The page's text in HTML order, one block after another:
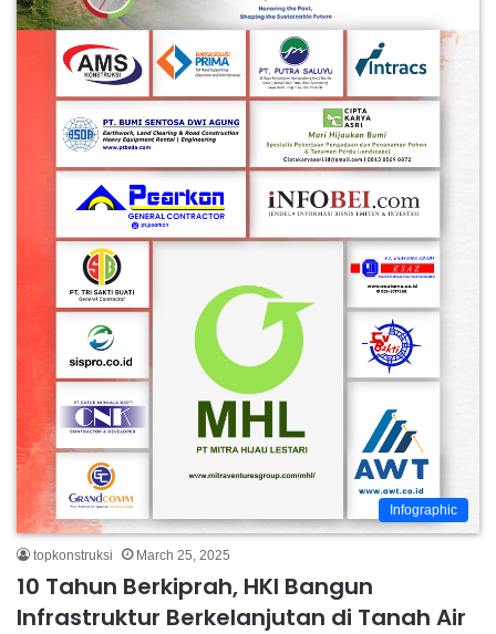
Infographic
topkonstruksi March 25, 2025
10 Tahun Berkiprah, HKI Bangun
Infrastruktur Berkelanjutan di Tanah Air